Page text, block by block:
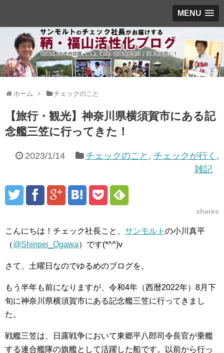
MENU
ホーム チェックのこと
【旅行・観光】神奈川県横須賀市にある記
念艦三笠に行ってきた！
2023/1/14 チェックのこと , チェックが行く ,
雑記
shares
こんにちは！チェック社長こと、 サンモルト の小川真平
（@Shinpei_Ogawa）です(*^^)v
さて、土曜日なのでゆるめのブログを。
もう半年も前になりますが、令和4年（西暦2022年）8月下
旬に神奈川県横須賀市にある記念艦三笠に行ってきまし
た。
戦艦三笠は、日露戦争において東郷平八郎司令長官が乗艦
する連合艦隊の旗艦として活躍した船です。以前から行っ